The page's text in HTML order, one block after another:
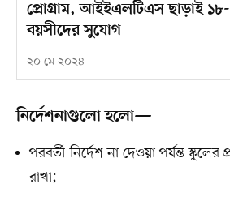
প্রোগ্রাম, আইইএলটিএস ছাড়াই
বয়সীদের সুযোগ
২০ মে ২০২৪
নির্দেশনাগুলো হলো—
পরবর্তী নির্দেশ না দেওয়া পর্যন্ত স্কুলের
রাখা;